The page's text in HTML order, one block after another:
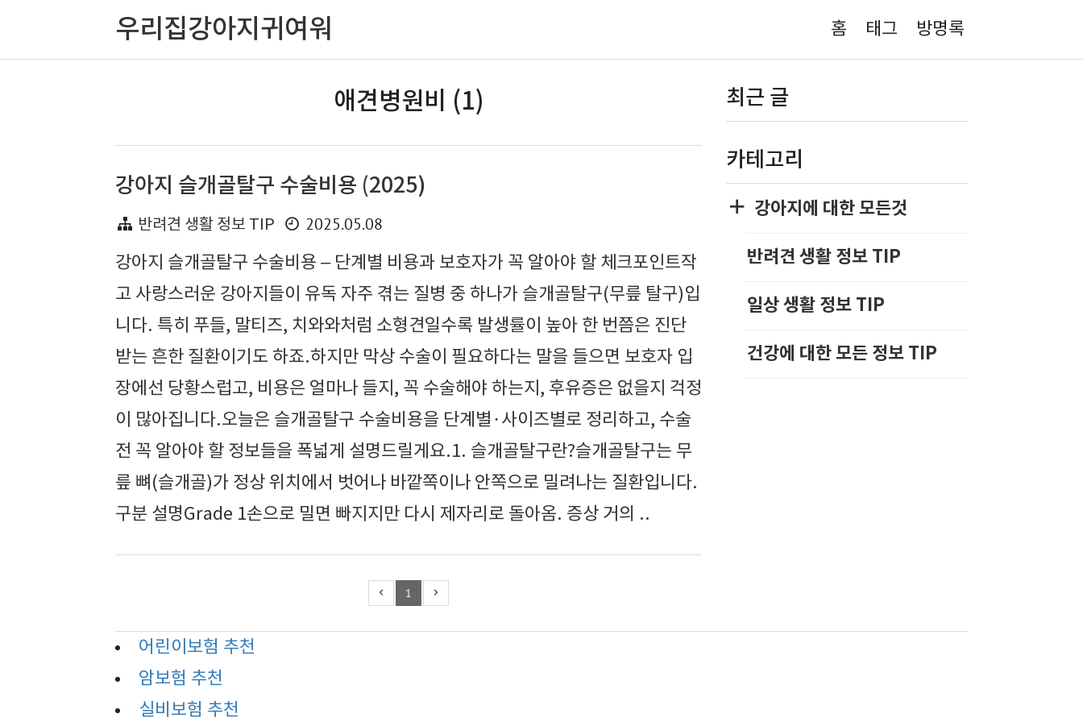
우리집강아지귀여워 홈 태그 방명록
애견병원비 (1)
강아지 슬개골탈구 수술비용 (2025)
반려견 생활 정보 TIP
2025.05.08
강아지 슬개골탈구 수술비용 – 단계별 비용과 보호자가 꼭 알아야 할 체크포인트작
고 사랑스러운 강아지들이 유독 자주 겪는 질병 중 하나가 슬개골탈구(무릎 탈구)입
니다. 특히 푸들, 말티즈, 치와와처럼 소형견일수록 발생률이 높아 한 번쯤은 진단
받는 흔한 질환이기도 하죠.하지만 막상 수술이 필요하다는 말을 들으면 보호자 입
장에선 당황스럽고, 비용은 얼마나 들지, 꼭 수술해야 하는지, 후유증은 없을지 걱정
이 많아집니다.오늘은 슬개골탈구 수술비용을 단계별·사이즈별로 정리하고, 수술
전 꼭 알아야 할 정보들을 폭넓게 설명드릴게요.1. 슬개골탈구란?슬개골탈구는 무
릎 뼈(슬개골)가 정상 위치에서 벗어나 바깥쪽이나 안쪽으로 밀려나는 질환입니다.
구분 설명Grade 1손으로 밀면 빠지지만 다시 제자리로 돌아옴. 증상 거의 ..
1
최근 글
카테고리
강아지에 대한 모든것
반려견 생활 정보 TIP
일상 생활 정보 TIP
건강에 대한 모든 정보 TIP
어린이보험 추천
암보험 추천
실비보험 추천